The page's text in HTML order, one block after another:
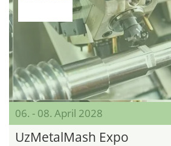
06. - 08. April 2028
UzMetalMash Expo